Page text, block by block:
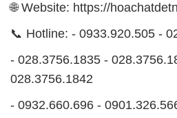
🌐 Website: https://
📞 Hotline: - 0933.920.505 -
- 028.3756.1835 -
028.3756.1842
- 0932.660.696 -